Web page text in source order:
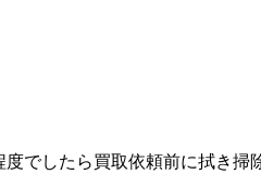
したら買取依頼前に拭き掃